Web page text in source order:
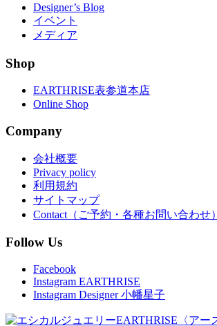
Designer’s Blog
イベント
メディア
Shop
EARTHRISE表参道本店
Online Shop
Company
会社概要
Privacy policy
利用規約
サイトマップ
Contact（ご予約・各種お問い合わせ）
Follow Us
Facebook
Instagram EARTHRISE
Instagram Designer 小幡星子